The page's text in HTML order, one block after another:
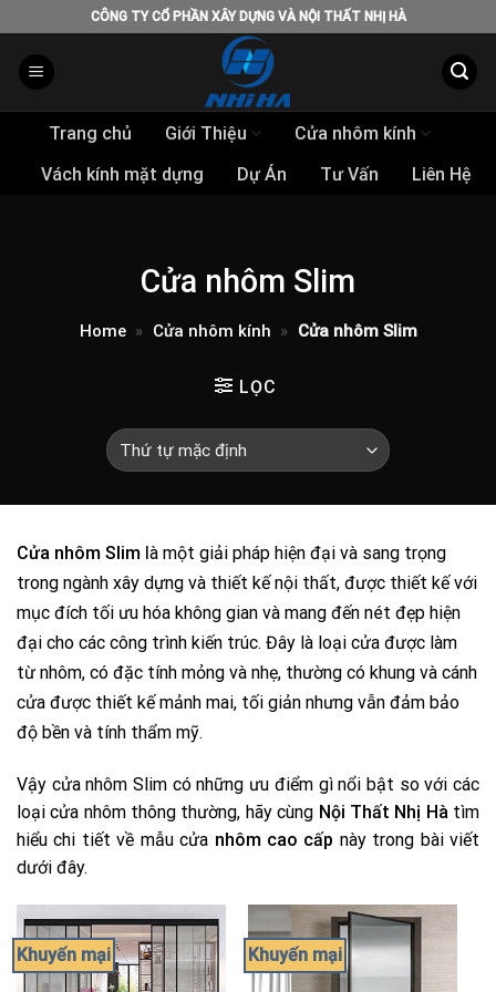
to
content
CÔNG TY CỔ PHẦN XÂY DỰNG VÀ NỘI THẤT NHỊ HÀ
Trang chủ Giới Thiệu
Cửa nhôm kính
Vách kính mặt dựng
Dự Án Tư Vấn Liên Hệ
Cửa nhôm Slim
Home » Cửa nhôm kính » Cửa nhôm Slim
LỌC
Cửa nhôm Slim là một giải pháp hiện đại và sang trọng
trong ngành xây dựng và thiết kế nội thất, được thiết kế với
mục đích tối ưu hóa không gian và mang đến nét đẹp hiện
đại cho các công trình kiến trúc. Đây là loại cửa được làm
từ nhôm, có đặc tính mỏng và nhẹ, thường có khung và cánh
cửa được thiết kế mảnh mai, tối giản nhưng vẫn đảm bảo
độ bền và tính thẩm mỹ.
Vậy cửa nhôm Slim có những ưu điểm gì nổi bật so với các
loại cửa nhôm thông thường, hãy cùng Nội Thất Nhị Hàtìm
hiểu chi tiết về mẫu cửa nhôm cao cấp này trong bài viết
dưới đây.
Khuyến mại Khuyến mại